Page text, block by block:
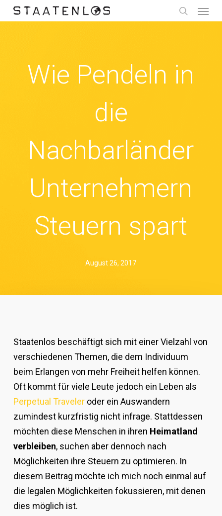
Skip
to
search
Wie Pendeln in
die
Nachbarländer
Unternehmern
Steuern spart
August 26, 2017
Staatenlos beschäftigt sich mit einer Vielzahl von
verschiedenen Themen, die dem Individuum
beim Erlangen von mehr Freiheit helfen können.
Oft kommt für viele Leute jedoch ein Leben als
Perpetual Traveleroder ein Auswandern
zumindest kurzfristig nicht infrage. Stattdessen
möchten diese Menschen in ihren Heimatland
verbleiben, suchen aber dennoch nach
Möglichkeiten ihre Steuern zu optimieren. In
diesem Beitrag möchte ich mich noch einmal auf
die legalen Möglichkeiten fokussieren, mit denen
dies möglich ist.